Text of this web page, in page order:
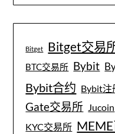
Bitget Bitget交易
BTC交易所 Bybit
Bybit合约 Bybit注
Gate交易所 Jucoin
KYC交易所